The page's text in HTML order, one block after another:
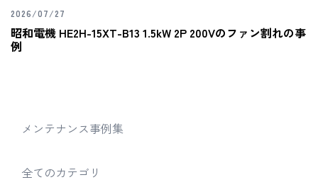
2026/07/27
昭和電機 HE2H-15XT-B13 1.5kW 2P 200Vのファン割れの事
例
メンテナンス事例集
全てのカテゴリ